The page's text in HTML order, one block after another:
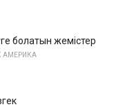
болатын жемістер
АМЕРИКА